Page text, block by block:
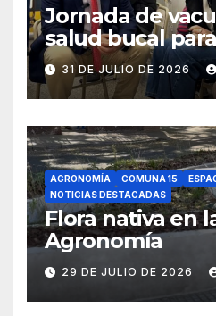
Jornada de
salud bucal
31 DE JULIO DE 2026
AGRONOMÍA COMUNA 15
NOTICIAS DESTACADAS
Flora nativa en
Agronomía
29 DE JULIO DE 2026